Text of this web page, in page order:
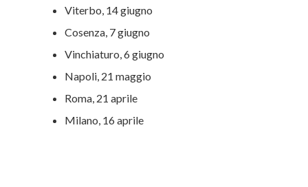
Viterbo, 14 giugno
Cosenza, 7 giugno
Vinchiaturo, 6 giugno
Napoli, 21 maggio
Roma, 21 aprile
Milano, 16 aprile